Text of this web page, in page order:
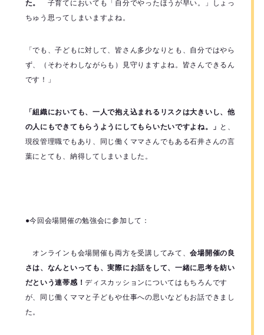
た。
子育てにおいても「自分でやったほうが早い。」しょっ
ちゅう思ってしまいますよね。
「でも、子どもに対して、皆さん多少なりとも、自分ではやら
ず、（そわそわしながらも）見守りますよね。皆さんできるん
です！」
「組織においても、一人で抱え込まれるリスクは大きいし、他
の人にもできてもらうようにしてもらいたいですよね。」 と、
現役管理職でもあり、同じ働くママさんでもある石井さんの言
葉にとても、納得してしまいました。
●今回会場開催の勉強会に参加して：
オンラインも会場開催も両方を受講してみて、会場開催の良
さは、なんといっても、実際にお話をして、一緒に思考を紡い
だという連帯感！ディスカッションについてはもちろんです
が、同じ働くママと子どもや仕事への思いなどもお話できまし
た。